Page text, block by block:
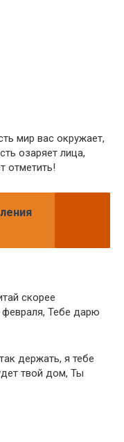
мир вас окружает,
озаряет лица,
отметить!
скорее
Тебе дарю
держать, я тебе
твой дом, Ты